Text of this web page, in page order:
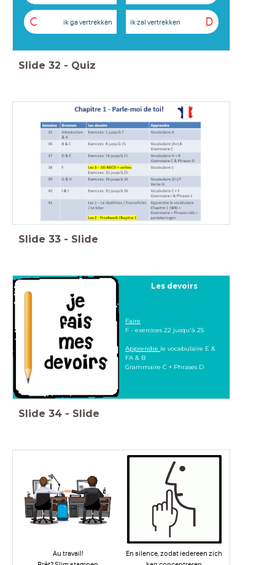
C ik ga vertrekken D
ik zal vertrekken
Slide 32 - Quiz
Slide 33 - Slide
Les devoirs
Faire
F - exercices 22 jusqu'à 25
Apprendre le vocabulaire E &
FA & B
Grammaire C + Phrases D
Slide 34 - Slide
Au travail!
En silence, zodat iedereen zich